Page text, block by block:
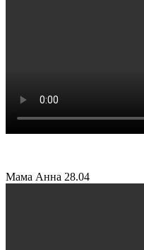
Мама Анна 28.04